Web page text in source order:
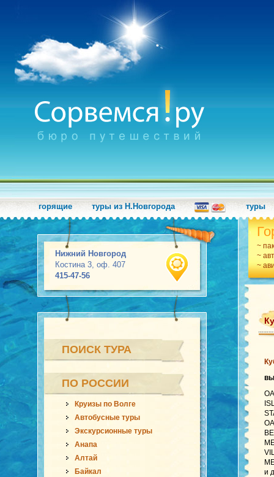
горящие туры из Н.Новгорода туры
Нижний Новгород
Костина 3, оф. 407
415-47-56
~
~
~
ПОИСК ТУРА
ПО РОССИИ
Круизы по Волге
Автобусные туры
Экскурсионные туры
Анапа
Алтай
Байкал
и